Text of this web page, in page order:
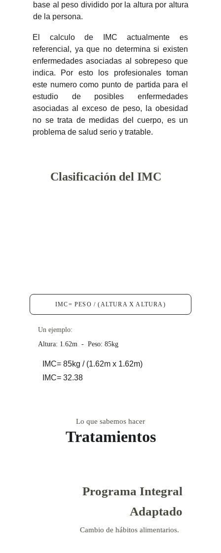
base al peso dividido por la altura por altura
de la persona.
Un ejemplo:
Altura: 1.62m  -  Peso: 85kg
IMC= 85kg / (1.62m x 1.62m)
IMC= 32.38
Clasificación del IMC
IMC= PESO / (ALTURA X ALTURA)
El calculo de IMC actualmente es
referencial, ya que no determina si existen
enfermedades asociadas al sobrepeso que
indica. Por esto los profesionales toman
este numero como punto de partida para el
estudio de posibles enfermedades
asociadas al exceso de peso, la obesidad
no se trata de medidas del cuerpo, es un
problema de salud serio y tratable.
Tratamientos
Lo que sabemos hacer
Cambio de hábitos alimentarios.
Programa Integral
Adaptado